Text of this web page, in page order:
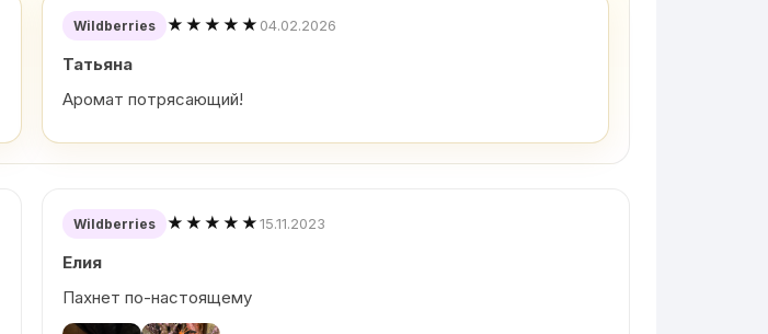
Wildberries ★★★★★ 04.02.2026
Татьяна
Аромат потрясающий!
Wildberries ★★★★★15.11.2023
Елия
Пахнет по-настоящему